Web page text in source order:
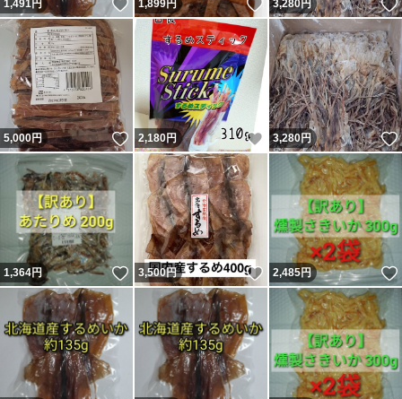
1,491円 いいね！
1,899円 いいね！
3,280円
5,000円 いいね！
2,180円 いいね！
3,280円
1,364円 いいね！
3,500円 いいね！
2,485円